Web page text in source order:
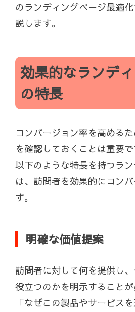
のランディングページ最適
説します。
効果的なランデ
の特長
コンバージョン率を高める
を確認しておくことは重要で
以下のような特長を持つラ
は、訪問者を効果的にコン
す。
明確な価値提案
訪問者に対して何を提供し
役立つのかを明示することが
「なぜこの製品やサービス